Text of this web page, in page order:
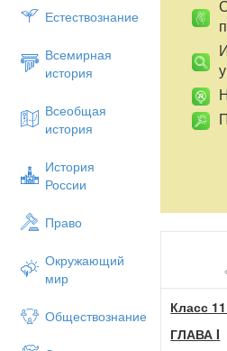
Естествознание
Всемирная
история
Всеобщая
история
История
России
Право
Окружающий
мир
Обществознание
Сон
Кожей
Методы
Класс 11
ГЛАВАI